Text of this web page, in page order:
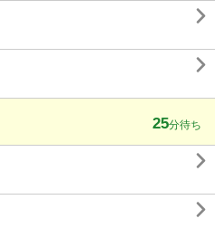


25分待ち

